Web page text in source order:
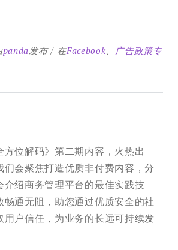
panda发布 在Facebook、 广告政策专
方位解码》第二期内容，火热出
们会聚焦打造优质非付费内容，分
介绍商务管理平台的最佳实践技
畅通无阻，助您通过优质安全的社
用户信任，为业务的长远可持续发